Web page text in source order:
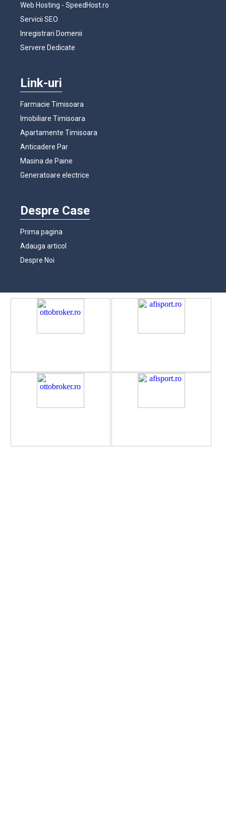
Web Hosting - SpeedHost.ro
Servicii SEO
Inregistrari Domenii
Servere Dedicate
Link-uri
Farmacie Timisoara
Imobiliare Timisoara
Apartamente Timisoara
Anticadere Par
Masina de Paine
Generatoare electrice
Despre Case
Prima pagina
Adauga articol
Despre Noi